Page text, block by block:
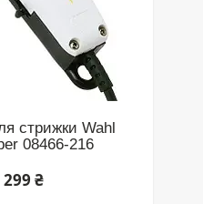
стрижки Wahl
08466-216
299 ₴